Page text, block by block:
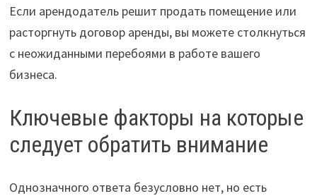
Если арендодатель решит продать помещение или
расторгнуть договор аренды, вы можете столкнуться
с неожиданными перебоями в работе вашего
бизнеса.
Ключевые факторы на которые
следует обратить внимание
Однозначного ответа безусловно нет, но есть